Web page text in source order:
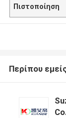
Πιστοποίηση
Περίπου